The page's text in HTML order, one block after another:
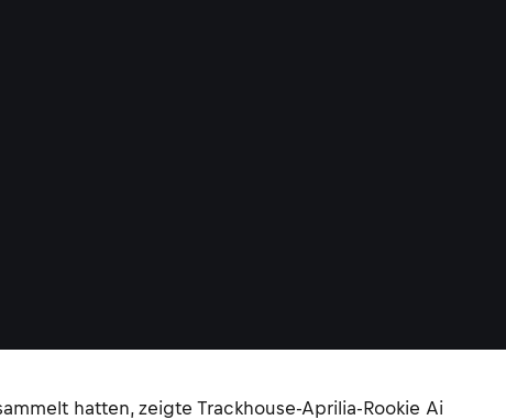
hatten, zeigte Trackhouse-Aprilia-Rookie Ai